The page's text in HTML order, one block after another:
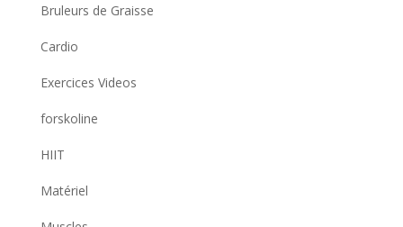
Bruleurs de Graisse
Cardio
Exercices Videos
forskoline
HIIT
Matériel